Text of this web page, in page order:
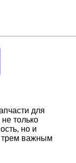
для
только
но и
трем важным